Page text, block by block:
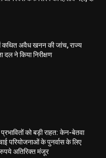
कथित अवैध खनन की जांच, राज्य
दल ने किया निरीक्षण
को बड़ी राहत: केन-बेतवा
परियोजनाओं के पुनर्वास के लिए
अतिरिक्त मंजूर